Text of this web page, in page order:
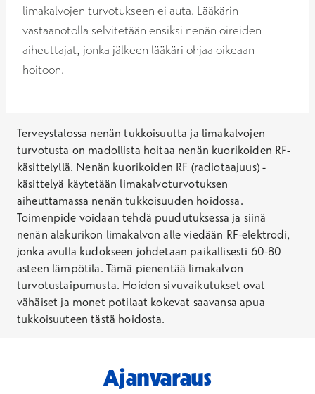
limakalvojen turvotukseen ei auta. Lääkärin
vastaanotolla selvitetään ensiksi nenän oireiden
aiheuttajat, jonka jälkeen lääkäri ohjaa oikeaan
hoitoon.
Terveystalossa nenän tukkoisuutta ja limakalvojen
turvotusta on madollista hoitaa nenän kuorikoiden RF-
käsittelyllä. Nenän kuorikoiden RF (radiotaajuus) -
käsittelyä käytetään limakalvoturvotuksen
aiheuttamassa nenän tukkoisuuden hoidossa.
Toimenpide voidaan tehdä puudutuksessa ja siinä
nenän alakurikon limakalvon alle viedään RF-elektrodi,
jonka avulla kudokseen johdetaan paikallisesti 60-80
asteen lämpötila. Tämä pienentää limakalvon
turvotustaipumusta. Hoidon sivuvaikutukset ovat
vähäiset ja monet potilaat kokevat saavansa apua
tukkoisuuteen tästä hoidosta.
Ajanvaraus